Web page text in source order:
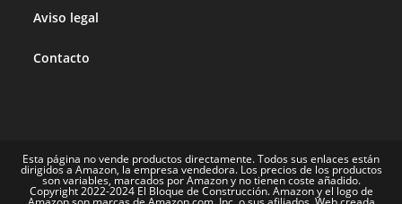
Aviso legal
Contacto
Esta página no vende productos directamente. Todos sus enlaces están
dirigidos a Amazon, la empresa vendedora. Los precios de los productos
son variables, marcados por Amazon y no tienen coste añadido.
Copyright 2022-2024 El Bloque de Construcción. Amazon y el logo de